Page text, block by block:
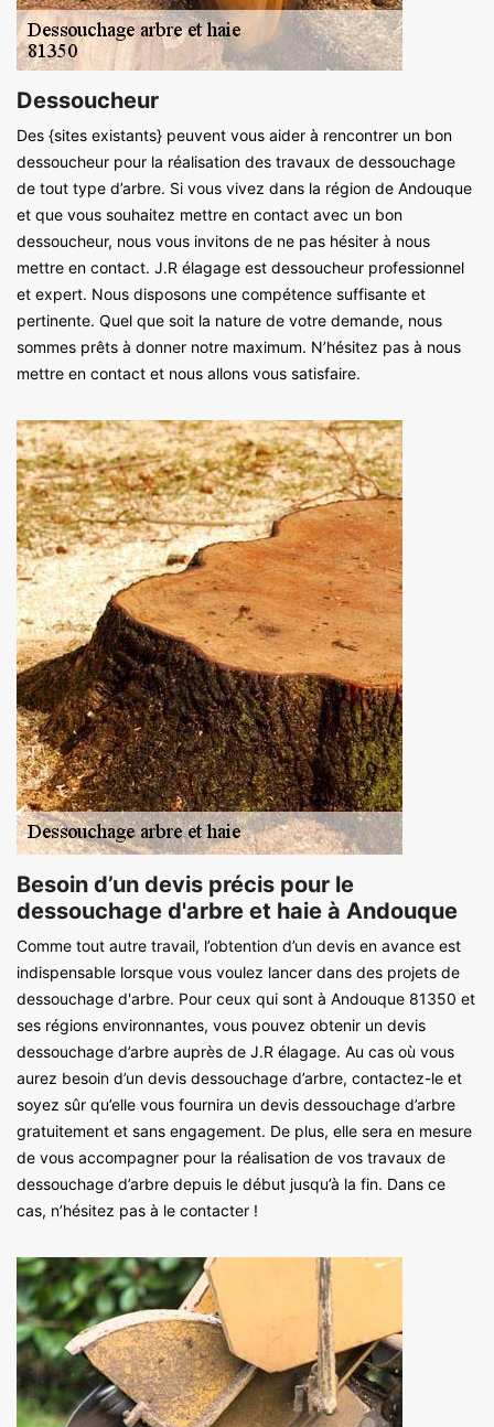
Dessoucheur
Des {sites existants} peuvent vous aider à rencontrer un bon
dessoucheur pour la réalisation des travaux de dessouchage
de tout type d’arbre. Si vous vivez dans la région de Andouque
et que vous souhaitez mettre en contact avec un bon
dessoucheur, nous vous invitons de ne pas hésiter à nous
mettre en contact. J.R élagage est dessoucheur professionnel
et expert. Nous disposons une compétence suffisante et
pertinente. Quel que soit la nature de votre demande, nous
sommes prêts à donner notre maximum. N’hésitez pas à nous
mettre en contact et nous allons vous satisfaire.
Besoin d’un devis précis pour le
dessouchage d'arbre et haie à Andouque
Comme tout autre travail, l’obtention d’un devis en avance est
indispensable lorsque vous voulez lancer dans des projets de
dessouchage d'arbre. Pour ceux qui sont à Andouque 81350 et
ses régions environnantes, vous pouvez obtenir un devis
dessouchage d’arbre auprès de J.R élagage. Au cas où vous
aurez besoin d’un devis dessouchage d’arbre, contactez-le et
soyez sûr qu’elle vous fournira un devis dessouchage d’arbre
gratuitement et sans engagement. De plus, elle sera en mesure
de vous accompagner pour la réalisation de vos travaux de
dessouchage d’arbre depuis le début jusqu’à la fin. Dans ce
cas, n’hésitez pas à le contacter !